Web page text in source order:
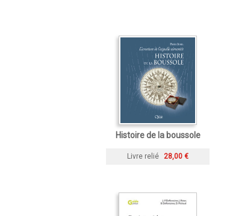
Histoire de la boussole
Livre relié 28,00 €